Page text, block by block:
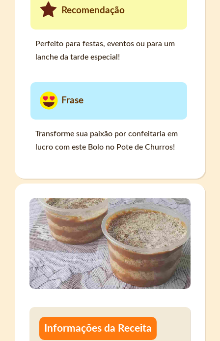
Recomendação
Perfeito para festas, eventos ou para um
lanche da tarde especial!
Frase
Transforme sua paixão por confeitaria em
lucro com este Bolo no Pote de Churros!
Informações da Receita